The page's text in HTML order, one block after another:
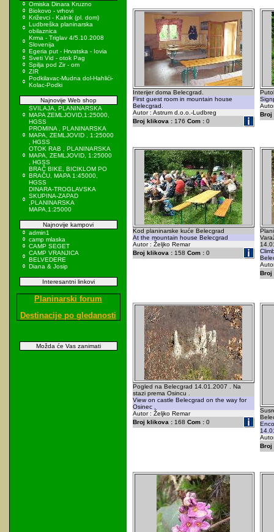
Omiska Dinara Kruzno
Biokovo - vrhovi
Križevci - Kalnik (pl. dom)
Ludbreška planinarska
obilaznica
Krma - Triglav 4/5.10.2008
Slovenija
Egeria put - Hrvatska - Iovia
Sveti Vid - otok Pag
Spilja pod Zir - om
ZIR
Podkilavac-Mudna dol-Hahlići-
Kolac-Podki
Najnovije Web shop
SVILAJA, PLANINARSKA
MAPA ZEMLJOVID,1:25000,
HGSS
PROMINA , PLANINARSKA
MAPA, ZEMLJOVID , 1:25000
, HGSS
OTOK RAB , PLANINARSKA
MAPA, ZEMLJOVID, 1:25000
, HGSS
BRAČ BIKE, BICIKLOM PO
BRAČU, MAPA 1:45000,
HGSS
DINARA-TROGLAVSKA
SKUPINA-ZAPAD
,PLANINARSKA
MAPA,1:25000
Najnovije kampovi
admin1
camp mlaska
CAMP SEGET
CAMP VRANJICA
BELVEDERE
Diana & Josip
Interesantni linkovi
Planinarski forum
Destinacije po gledanosti
Možda će Vas zanimati
Interijer doma Belecgrad.
First guest room in mountain house
Belecgrad.
Autor : Astrum d.o.o.-Ludbreg
Broj klikova :176 Com :0
Broj
Kod planinarske kuće Belecgrad
At the mountain house Belecgrad
Autor : Željko Remar
Broj klikova :158 Com :0
Broj
Pogled na Belecgrad 14.01.2007 . Na
stazi prema Osincu .
View on castle Belecgrad on the way for
Osinec .
Autor : Željko Remar
Broj klikova :168 Com :0
Broj